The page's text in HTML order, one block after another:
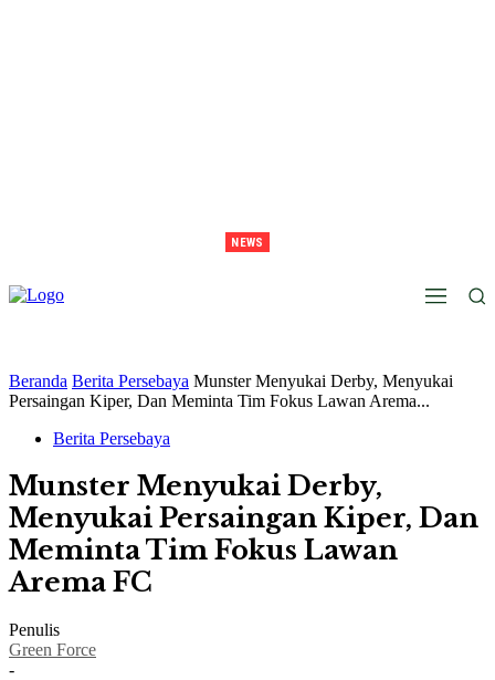
NEWS
Beranda Berita Persebaya Munster Menyukai Derby, Menyukai
Persaingan Kiper, Dan Meminta Tim Fokus Lawan Arema...
Berita Persebaya
Munster Menyukai Derby,
Menyukai Persaingan Kiper, Dan
Meminta Tim Fokus Lawan
Arema FC
Penulis
Green Force
-